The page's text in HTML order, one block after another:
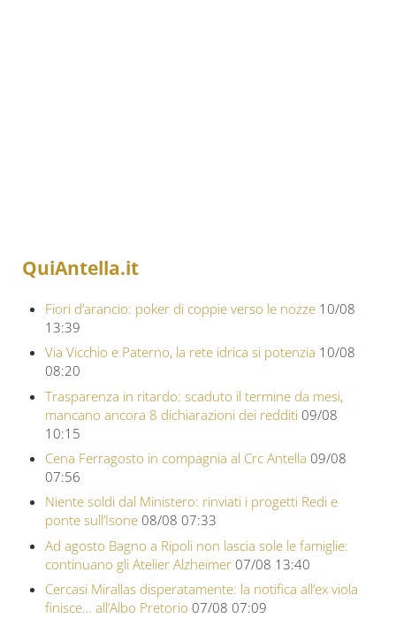
QuiAntella.it
Fiori d’arancio: poker di coppie verso le nozze 10/08
13:39
Via Vicchio e Paterno, la rete idrica si potenzia 10/08
08:20
Trasparenza in ritardo: scaduto il termine da mesi,
mancano ancora 8 dichiarazioni dei redditi 09/08
10:15
Cena Ferragosto in compagnia al Crc Antella 09/08
07:56
Niente soldi dal Ministero: rinviati i progetti Redi e
ponte sull’Isone 08/08 07:33
Ad agosto Bagno a Ripoli non lascia sole le famiglie:
continuano gli Atelier Alzheimer 07/08 13:40
Cercasi Mirallas disperatamente: la notifica all’ex viola
finisce… all’Albo Pretorio 07/08 07:09